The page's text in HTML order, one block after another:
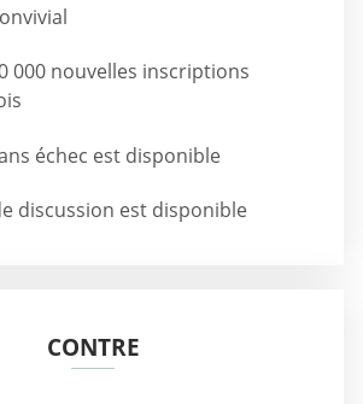
000 nouvelles inscriptions
échec est disponible
discussion est disponible
CONTRE